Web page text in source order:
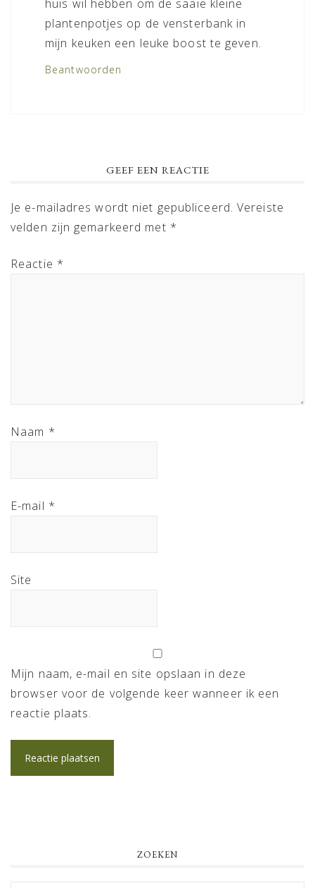
huis wil hebben om de saaie kleine
plantenpotjes op de vensterbank in
mijn keuken een leuke boost te geven.
Beantwoorden
GEEF EEN REACTIE
Je e-mailadres wordt niet gepubliceerd. Vereiste
velden zijn gemarkeerd met *
Reactie *
Naam *
E-mail *
Site
Mijn naam, e-mail en site opslaan in deze
browser voor de volgende keer wanneer ik een
reactie plaats.
ZOEKEN